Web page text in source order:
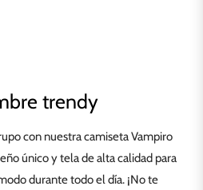
trendy
con nuestra camiseta Vampiro
único y tela de alta calidad para
durante todo el día. ¡No te